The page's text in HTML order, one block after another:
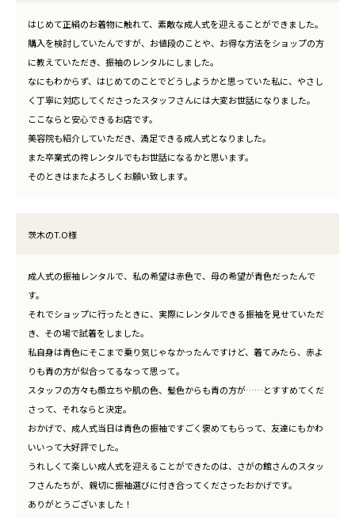
はじめて正絹のお着物に触れて、素敵な成人式を迎えることができました。
購入を検討していたんですが、お値段のことや、お得な方法をショップの方
に教えていただき、振袖のレンタルにしました。
なにもわからず、はじめてのことでどうしようかと思っていた私に、やさし
く丁寧に対応してくださったスタッフさんには大変お世話になりました。
ここならと安心できるお店です。
美容院も紹介していただき、満足できる成人式となりました。
また卒業式の袴レンタルでもお世話になるかと思います。
そのときはまたよろしくお願い致します。
茨木のT.O様
成人式の振袖レンタルで、私の希望は赤色で、母の希望が青色だったんで
す。
それでショップに行ったときに、実際にレンタルできる振袖を見せていただ
き、その場で試着をしました。
私自身は青色にそこまで乗り気じゃなかったんですけど、着てみたら、赤よ
りも青の方が似合ってるなって思って。
スタッフの方々も顔立ちや肌の色、髪色からも青の方が……とすすめてくだ
さって、それならと決定。
おかげで、成人式当日は青色の振袖ですごく褒めてもらって、友達にもかわ
いいって大好評でした。
うれしくて楽しい成人式を迎えることができたのは、さがの館さんのスタッ
フさんたちが、親切に振袖選びに付き合ってくださったおかげです。
ありがとうございました！